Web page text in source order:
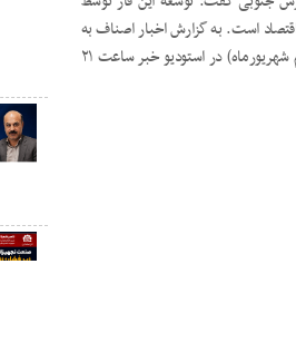
ایران در اقتصاد است. به گزارش اخبار اصناف به
نقل از وزارت نفت، محسن خجسته‌مهر شامگاه دوشنبه (ششم شهریورماه) در استودیو خبر ساعت ۲۱